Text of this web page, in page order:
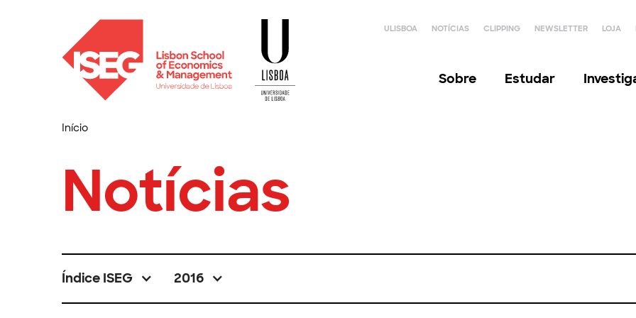
ULISBOA NOTÍCIAS CLIPPING NEWSLETTER LOJA
Sobre Estudar
Início
Notícias
Índice ISEG 2016